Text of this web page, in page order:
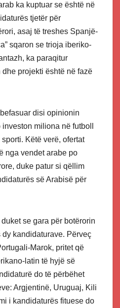
ka kuptuar se është në
tjetër për
asaj të treshes Spanjë-
sqaron se trioja iberiko-
ka paraqitur
projekti është në fazë
disi opinionin
miliona në futboll
Këtë verë, ofertat
nga vendet arabe po
duke patur si qëllim
së Arabisë për
se gara për botërorin
kandidaturave. Përveç
Marok, pritet që
latin të hyjë së
do të përbëhet
Argjentinë, Uruguaj, Kili
i kandidaturës fituese do